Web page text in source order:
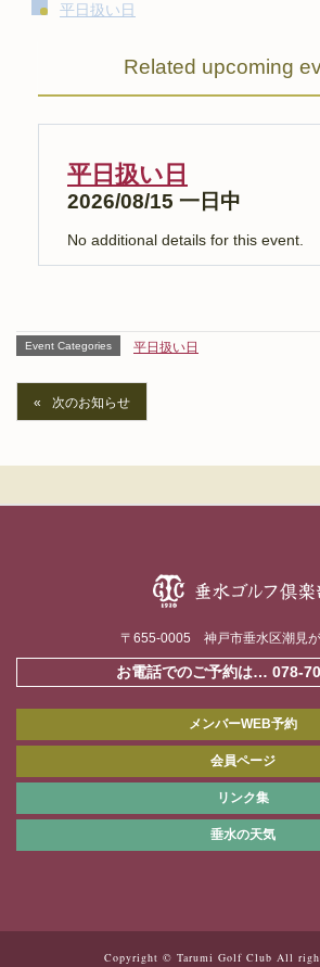
平日扱い日
Related upcoming
平日扱い日
2026/08/15 一日中
No additional details for this event.
Event Categories 平日扱い日
次のお知らせ
〒655-0005 神戸市垂水区潮見
お電話でのご予約は… 078-
メンバーWEB予約
会員ページ
リンク集
垂水の天気
Copyright © Tarumi Golf Club All